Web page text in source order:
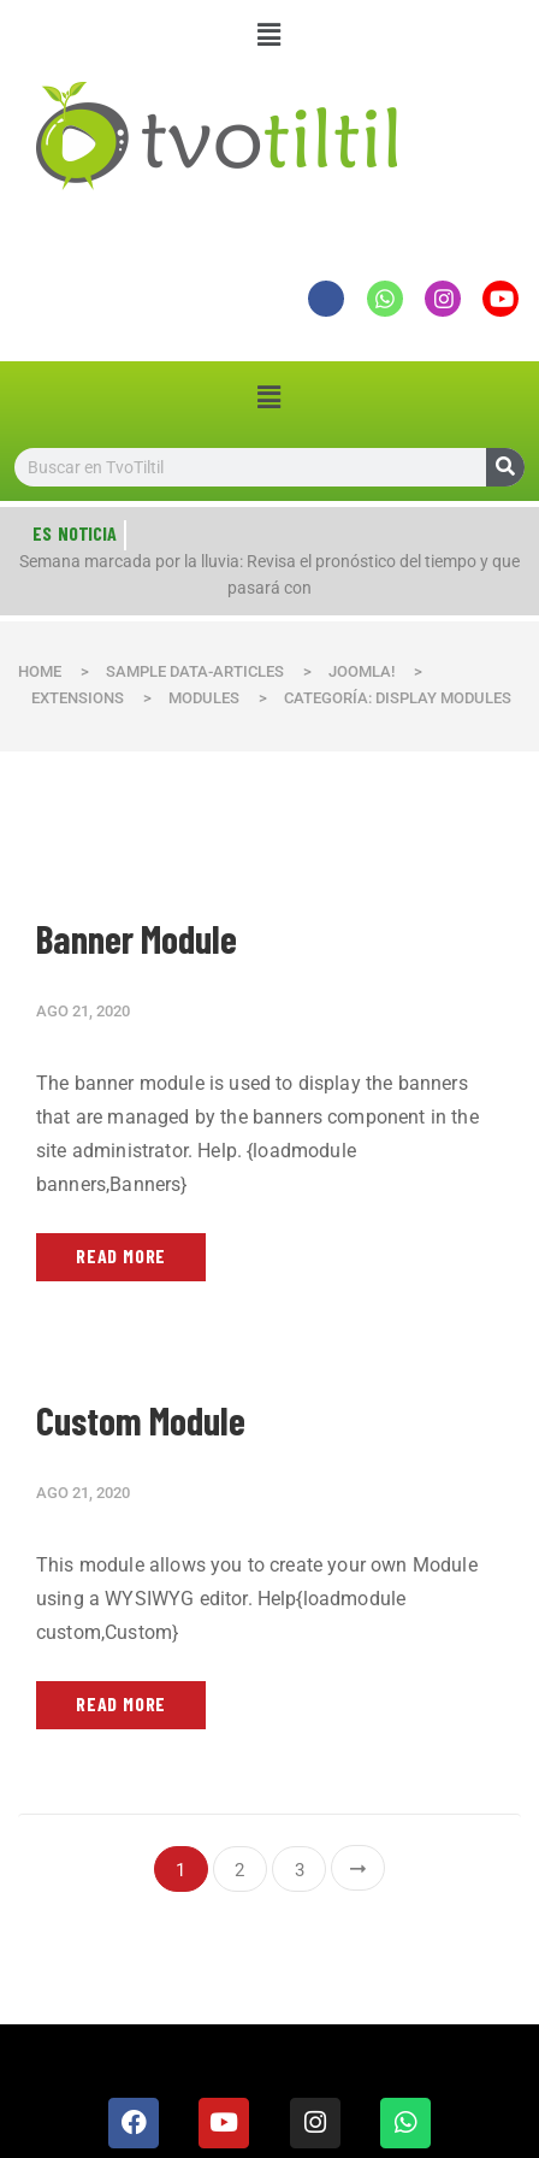
ES NOTICIA
Semana marcada por la lluvia: Revisa el pronóstico del tiempo y que
pasará con
HOME > SAMPLE DATA-ARTICLES > JOOMLA!
>
EXTENSIONS
> MODULES > CATEGORÍA: DISPLAY MODULES
Banner Module
AGO 21, 2020
The banner module is used to display the banners
that are managed by the banners component in the
site administrator. Help. {loadmodule
banners,Banners}
READ MORE
Custom Module
AGO 21, 2020
This module allows you to create your own Module
using a WYSIWYG editor. Help{loadmodule
custom,Custom}
READ MORE
1 2 3